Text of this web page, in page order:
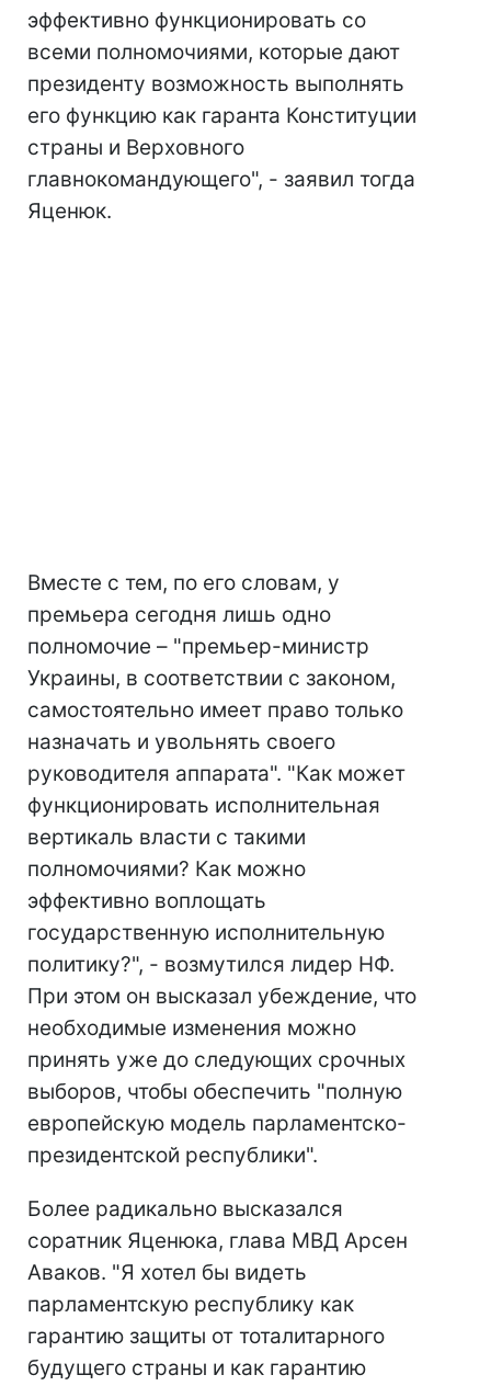
эффективно функционировать со
всеми полномочиями, которые дают
президенту возможность выполнять
его функцию как гаранта Конституции
страны и Верховного
главнокомандующего", - заявил тогда
Яценюк.
Вместе с тем, по его словам, у
премьера сегодня лишь одно
полномочие – "премьер-министр
Украины, в соответствии с законом,
самостоятельно имеет право только
назначать и увольнять своего
руководителя аппарата". "Как может
функционировать исполнительная
вертикаль власти с такими
полномочиями? Как можно
эффективно воплощать
государственную исполнительную
политику?", - возмутился лидер НФ.
При этом он высказал убеждение, что
необходимые изменения можно
принять уже до следующих срочных
выборов, чтобы обеспечить "полную
европейскую модель парламентско-
президентской республики".
Более радикально высказался
соратник Яценюка, глава МВД Арсен
Аваков. "Я хотел бы видеть
парламентскую республику как
гарантию защиты от тоталитарного
будущего страны и как гарантию